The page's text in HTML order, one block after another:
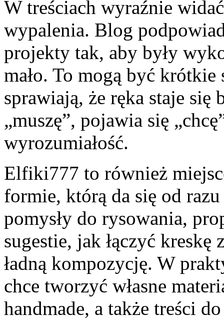
W treściach wyraźnie
wypalenia. Blog
projekty tak, aby były
mało. To mogą być
sprawiają, że ręka staje się
„muszę”, pojawia się
wyrozumiałość.
Elfiki777 to również
formie, którą da się od
pomysły do rysowania,
sugestie, jak łączyć
ładną kompozycję. W
chce tworzyć własne
handmade, a także treści